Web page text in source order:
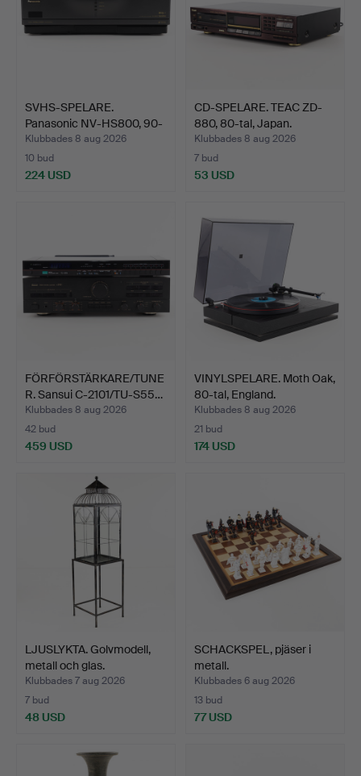
SVHS-SPELARE.
Panasonic NV-HS800, 90-
tal, …
Klubbades 8 aug 2026
10 bud
224 USD
CD-SPELARE. TEAC ZD-
880, 80-tal, Japan.
Klubbades 8 aug 2026
7 bud
53 USD
FÖRFÖRSTÄRKARE/TUNE
R. Sansui C-2101/TU-S55…
Klubbades 8 aug 2026
42 bud
459 USD
VINYLSPELARE. Moth Oak,
80-tal, England.
Klubbades 8 aug 2026
21 bud
174 USD
LJUSLYKTA. Golvmodell,
metall och glas.
Klubbades 7 aug 2026
7 bud
48 USD
SCHACKSPEL, pjäser i
metall.
Klubbades 6 aug 2026
13 bud
77 USD